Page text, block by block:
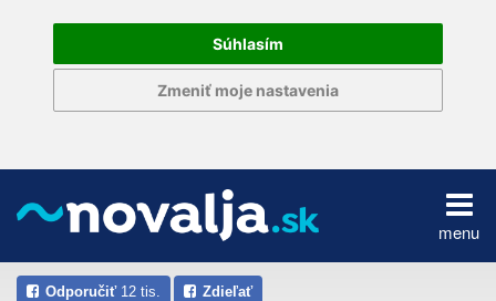
Súhlasím
Zmeniť moje nastavenia
menu
Odporučiť12 tis. Zdieľať